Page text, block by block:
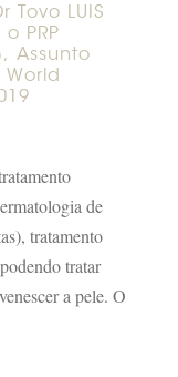
Tovo LUIS
PRP
Assunto
de
tratamento
tratar
a pele. O